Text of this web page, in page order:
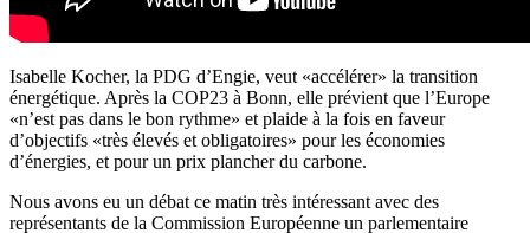
Isabelle Kocher, la PDG d’Engie, veut «accélérer» la transition
énergétique. Après la COP23 à Bonn, elle prévient que l’Europe
«n’est pas dans le bon rythme» et plaide à la fois en faveur
d’objectifs «très élevés et obligatoires» pour les économies
d’énergies, et pour un prix plancher du carbone.
Nous avons eu un débat ce matin très intéressant avec des
représentants de la Commission Européenne un parlementaire